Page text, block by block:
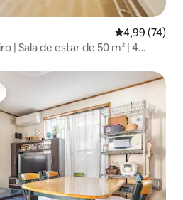
4,99 de uma
4,99 (74)
| Sala de estar de 50 m² | 4